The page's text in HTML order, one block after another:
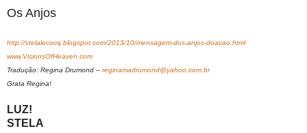
Os Anjos
http://stelalecocq.blogspot.com/2013/10/mensagem-dos-anjos-doacao.html
www.VisionsOfHeaven.com
Tradução: Regina Drumond – reginamadrumond@yahoo.com.br
Grata Regina!
LUZ!
STELA